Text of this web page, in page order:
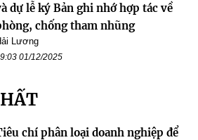
dự lễ ký Bản ghi nhớ hợp tác về
chống tham nhũng
Lương
01/12/2025
chí phân loại doanh nghiệp để